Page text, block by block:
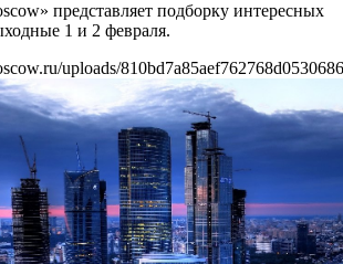
представляет подборку интересных
1 и 2 февраля.
uploads/